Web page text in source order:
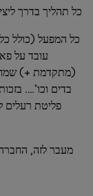
כל תהליך בדרך
כל המפעל (כולל
עובד על
(מתקדמת +)
בדים וכו’….
פליטת רעלים
מעבר לזה,